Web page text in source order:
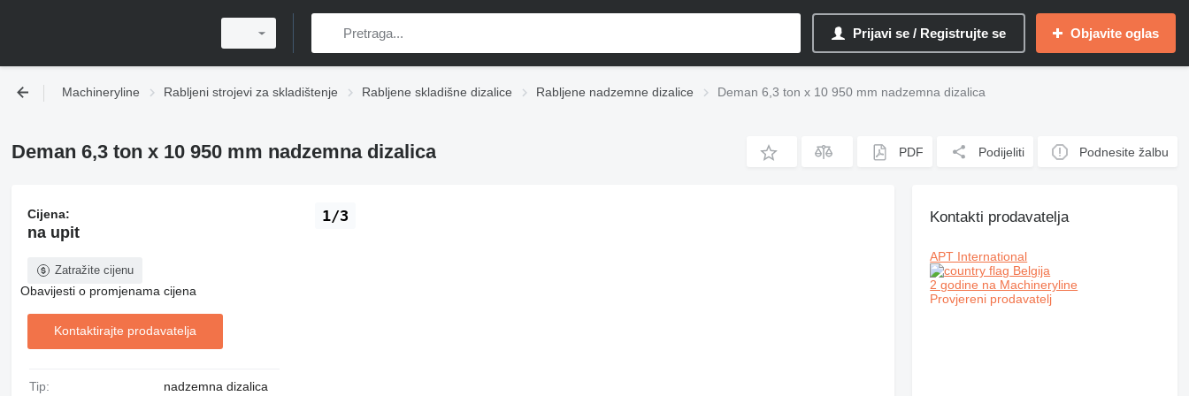
Prijavi se / Registrujte se Objavite oglas
Machineryline Rabljeni strojevi za skladištenje Rabljene skladišne dizalice Rabljene nadzemne dizalice Deman 6,3 ton x 10 950 mm nadzemna dizalica
Deman 6,3 ton x 10 950 mm nadzemna dizalica PDF Podijeliti Podnesite žalbu
1/3
Cijena:
na upit
Zatražite cijenu
Obavijesti o promjenama cijena
Kontaktirajte prodavatelja
Tip: nadzemna dizalica
Kontakti prodavatelja
APT International
Belgija
2 godine na Machineryline
Provjereni prodavatelj